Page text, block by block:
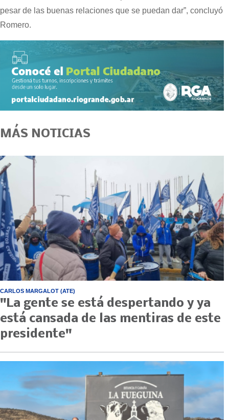
pesar de las buenas relaciones que se puedan dar”, concluyó
Romero.
MÁS NOTICIAS
CARLOS MARGALOT (ATE)
"La gente se está despertando y ya
está cansada de las mentiras de este
presidente"